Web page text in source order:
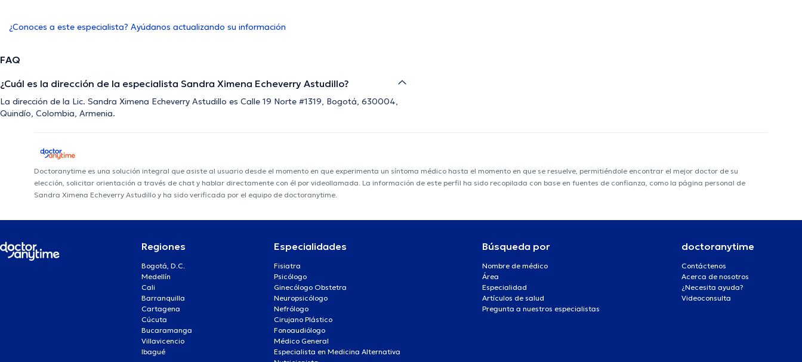
¿Conoces a este especialista? Ayúdanos actualizando su información
FAQ
¿Cuál es la dirección de la especialista Sandra Ximena Echeverry Astudillo?
La dirección de la Lic. Sandra Ximena Echeverry Astudillo es Calle 19 Norte #1319, Bogotá, 630004,
Quindío, Colombia, Armenia.
Doctoranytime es una solución integral que asiste al usuario desde el momento en que experimenta un síntoma médico hasta el momento en que se resuelve, permitiéndole encontrar el mejor doctor de su
elección, solicitar orientación a través de chat y hablar directamente con él por videollamada. La información de este perfil ha sido recopilada con base en fuentes de confianza, como la página personal de
Sandra Ximena Echeverry Astudillo y ha sido verificada por el equipo de doctoranytime.
Regiones
Bogotá, D.C.
Medellín
Cali
Barranquilla
Cartagena
Cúcuta
Bucaramanga
Villavicencio
Ibagué
Especialidades
Fisiatra
Psicólogo
Ginecólogo Obstetra
Neuropsicólogo
Nefrólogo
Cirujano Plástico
Fonoaudiólogo
Médico General
Especialista en Medicina Alternativa
Búsqueda por
Nombre de médico
Área
Especialidad
Artículos de salud
Pregunta a nuestros especialistas
doctoranytime
Contáctenos
Acerca de nosotros
¿Necesita ayuda?
Videoconsulta